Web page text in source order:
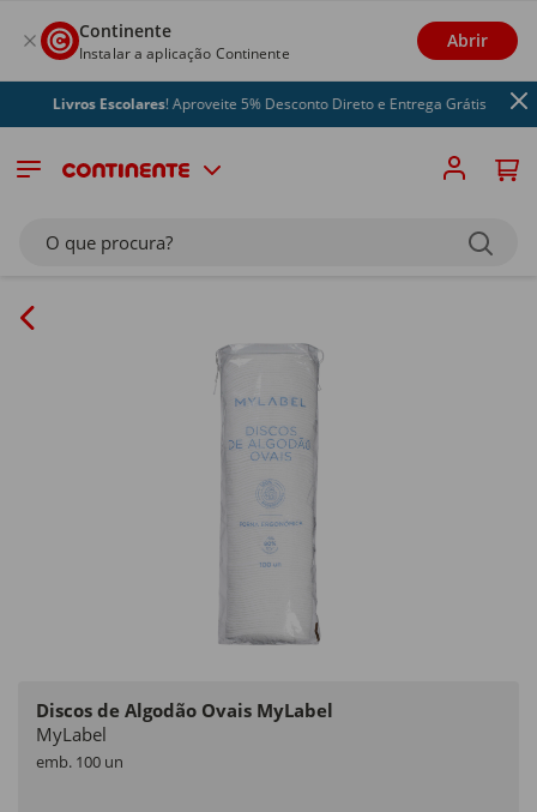
Continente
Instalar a aplicação Continente
Abrir
Livros Escolares! Aproveite 5% Desconto Direto e Entrega Grátis
O que procura?
Discos de Algodão Ovais MyLabel
MyLabel
emb. 100 un